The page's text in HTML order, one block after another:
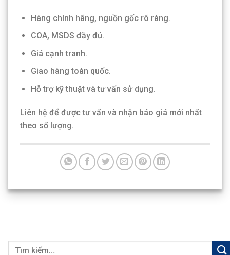
Hàng chính hãng, nguồn gốc rõ ràng.
COA, MSDS đầy đủ.
Giá cạnh tranh.
Giao hàng toàn quốc.
Hỗ trợ kỹ thuật và tư vấn sử dụng.
Liên hệ để được tư vấn và nhận báo giá mới nhất
theo số lượng.